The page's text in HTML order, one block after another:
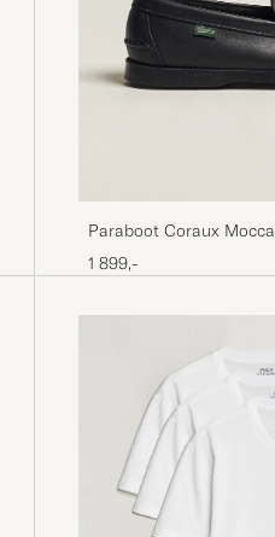
Paraboot Coraux
1 899,-